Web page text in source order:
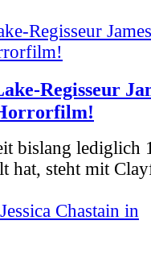
Regisseur
bislang lediglich
hat, steht mit